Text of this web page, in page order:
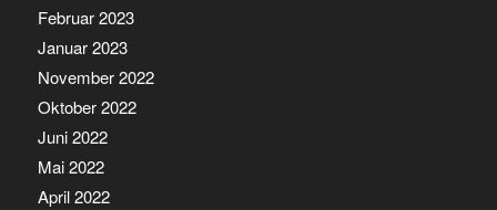
Februar 2023
Januar 2023
November 2022
Oktober 2022
Juni 2022
Mai 2022
April 2022